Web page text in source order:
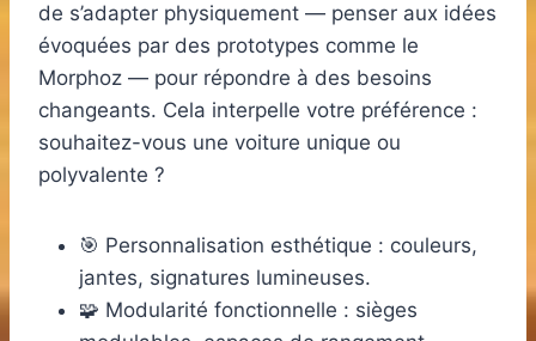
de s’adapter physiquement — penser aux idées
évoquées par des prototypes comme le
Morphoz — pour répondre à des besoins
changeants. Cela interpelle votre préférence :
souhaitez-vous une voiture unique ou
polyvalente ?
🎯 Personnalisation esthétique : couleurs,
jantes, signatures lumineuses.
🧩 Modularité fonctionnelle : sièges